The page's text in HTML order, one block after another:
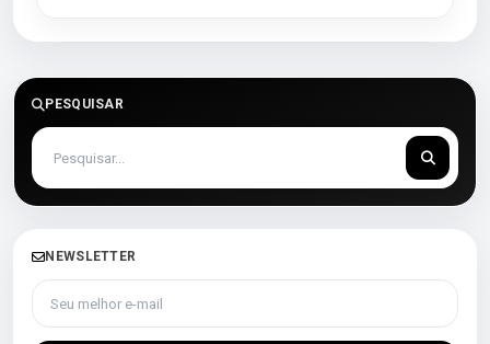
PESQUISAR
NEWSLETTER
Seu melhor e-mail